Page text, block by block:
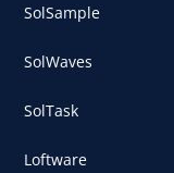
SolSample
SolWaves
SolTask
Loftware